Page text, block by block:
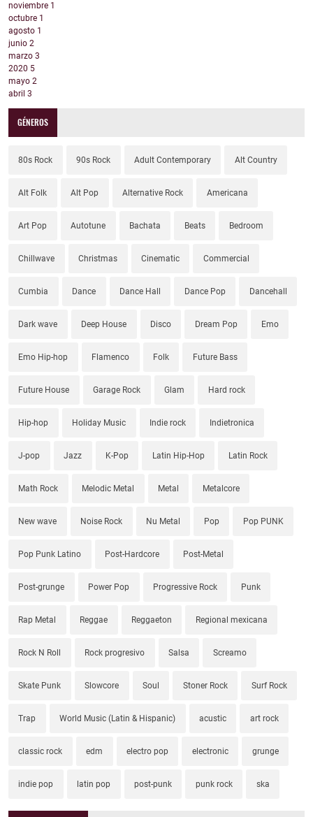
noviembre 1
octubre 1
agosto 1
junio 2
marzo 3
2020 5
mayo 2
abril 3
GÉNEROS
80s Rock 90s Rock Adult Contemporary Alt Country
Alt Folk Alt Pop Alternative Rock Americana
Art Pop Autotune Bachata Beats Bedroom
Chillwave Christmas Cinematic Commercial
Cumbia Dance Dance Hall Dance Pop Dancehall
Dark wave Deep House Disco Dream Pop Emo
Emo Hip-hop Flamenco Folk Future Bass
Future House Garage Rock Glam Hard rock
Hip-hop Holiday Music Indie rock Indietronica
J-pop Jazz K-Pop Latin Hip-Hop Latin Rock
Math Rock Melodic Metal Metal Metalcore
New wave Noise Rock Nu Metal Pop Pop PUNK
Pop Punk Latino Post-Hardcore Post-Metal
Post-grunge Power Pop Progressive Rock Punk
Rap Metal Reggae Reggaeton Regional mexicana
Rock N Roll Rock progresivo Salsa Screamo
Skate Punk Slowcore Soul Stoner Rock Surf Rock
Trap World Music (Latin & Hispanic) acustic art rock
classic rock edm electro pop electronic grunge
indie pop latin pop post-punk punk rock ska